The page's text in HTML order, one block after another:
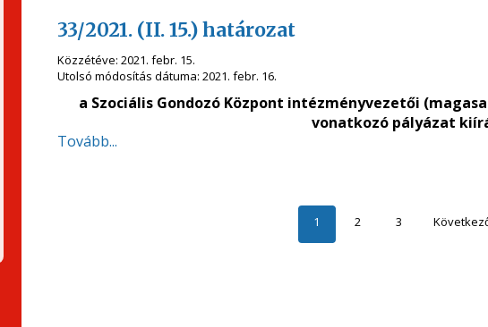
33/2021. (II. 15.) határozat
Közzétéve: 2021. febr. 15.
Utolsó módosítás dátuma: 2021. febr. 16.
a Szociális Gondozó Központ intézményvezetői
vonatkozó pályázat
Tovább...
1 2 3